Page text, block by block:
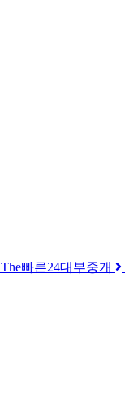
The빠른24대부중개